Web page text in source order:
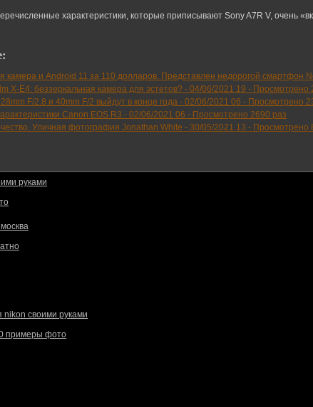
характеристики, которые приписывают Sony A7R V, очень
камера и Android 11 за 110 долларов. Представлен недорогой смартфон
X-E4: беззеркальная камера для эстетов? - 04/06/2021 19 - Просмотрено
F/2.8 и 40mm F/2 выйдут в конце года - 02/06/2021 06 - Просмотрено
Canon EOS R3 - 02/06/2021 06 - Просмотрено 2690 раз
Уличная фотография Jonathan White - 30/05/2021 13 - Просмотрено
руками
nikon своими руками
примеры фото